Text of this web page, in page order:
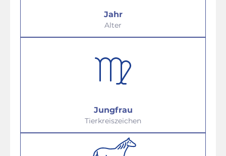
Jahr
Alter
Jungfrau
Tierkreiszeichen